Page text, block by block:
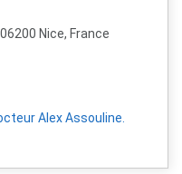
Nice, France
Alex Assouline.